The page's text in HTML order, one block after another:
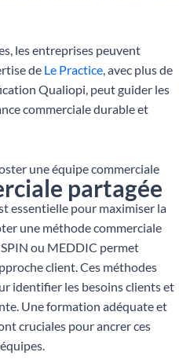
les entreprises peuvent
de Le Practice, avec plus de
Qualiopi, peut guider les
commerciale durable et
une équipe commerciale
partagée
essentielle pour maximiser la
une méthode commerciale
ou MEDDIC permet
client. Ces méthodes
identifier les besoins clients et
Une formation adéquate et
cruciales pour ancrer ces